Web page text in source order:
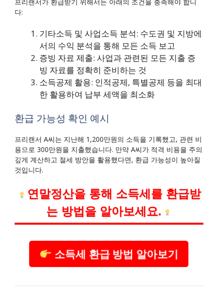
다:
기타소득 및 사업소득 분석: 수도권 및 지방에
서의 수익 분석을 통해 모든 소득 보고
증빙 자료 제출: 사업과 관련된 모든 지출 증
빙 자료를 정확히 준비하는 것
소득공제 활용: 인적공제, 특별공제 등을 최대
한 활용하여 납부 세액을 최소화
환급 가능성 확인 예시
프리랜서 A씨는 지난해 1,200만원의 소득을 기록했고, 관련 비
용으로 300만원을 지출했습니다. 만약 A씨가 적격 비용을 주의
깊게 계산하고 절세 방안을 활용했다면, 환급 가능성이 높아질
것입니다.
연말정산을 통해 소득세를 환급받
는 방법을 알아보세요.
소득세 환급 방법 알아보기